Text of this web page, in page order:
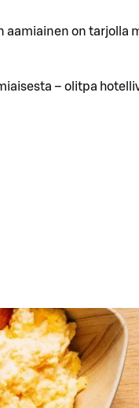
on tarjolla
– olitpa